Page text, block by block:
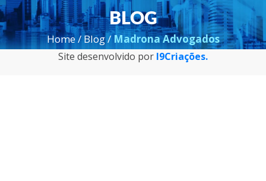
BLOG
Home/ Blog/ Madrona Advogados
Site desenvolvido por I9Criações.